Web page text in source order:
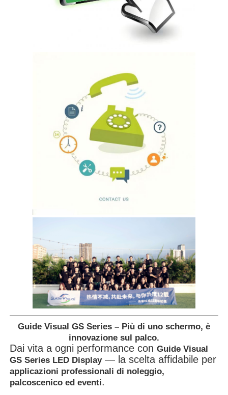
Guide Visual GS Series – Più di uno schermo, è
innovazione sul palco.
Dai vita a ogni performance conGuide Visual
GS Series LED Display— la scelta affidabile per
applicazioni professionali di noleggio,
palcoscenico ed eventi.